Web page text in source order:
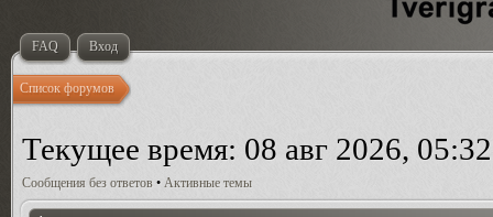
FAQ Вход
Список форумов
Текущее время: 08 авг 2026, 05:32
Сообщения без ответов • Активные темы